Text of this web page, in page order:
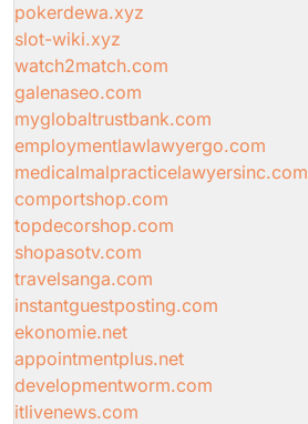
pokerdewa.xyz
slot-wiki.xyz
watch2match.com
galenaseo.com
myglobaltrustbank.com
employmentlawlawyergo.com
medicalmalpracticelawyersinc.com
comportshop.com
topdecorshop.com
shopasotv.com
travelsanga.com
instantguestposting.com
ekonomie.net
appointmentplus.net
developmentworm.com
itlivenews.com